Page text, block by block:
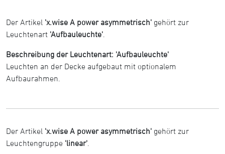
Der Artikel 'x.wise A power asymmetrisch' gehört zur
Leuchtenart 'Aufbauleuchte'
Beschreibung der Leuchtenart: 'Aufbauleuchte'
Leuchten an der Decke aufgebaut mit optionalem
Aufbaurahmen.
Der Artikel 'x.wise A power asymmetrisch' gehört zur
Leuchtengruppe 'linear'